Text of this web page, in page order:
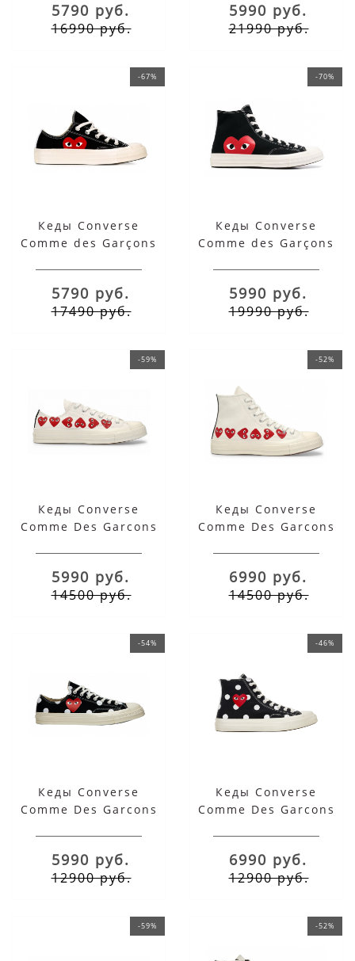
5790 руб.
16990 руб.
5990 руб.
21990 руб.
-67%
Кеды Converse
Comme des Garçons
5790 руб.
17490 руб.
-70%
Кеды Converse
Comme des Garçons
5990 руб.
19990 руб.
-59%
Кеды Converse
Comme Des Garcons
5990 руб.
14500 руб.
-52%
Кеды Converse
Comme Des Garcons
6990 руб.
14500 руб.
-54%
Кеды Converse
Comme Des Garcons
5990 руб.
12900 руб.
-46%
Кеды Converse
Comme Des Garcons
6990 руб.
12900 руб.
-59% -52%